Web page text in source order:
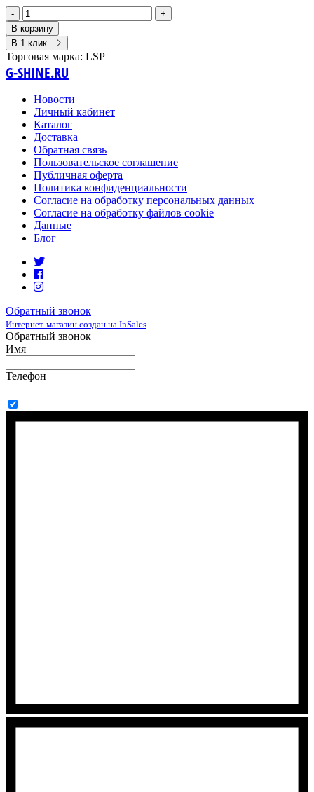
-
+
В корзину
В 1 клик
Торговая марка: LSP
G-SHINE.RU
Новости
Личный кабинет
Каталог
Доставка
Обратная связь
Пользовательское соглашение
Публичная оферта
Политика конфиденциальности
Согласие на обработку персональных данных
Согласие на обработку файлов cookie
Данные
Блог
Обратный звонок
Интернет-магазин создан на InSales
Обратный звонок
Имя
Телефон